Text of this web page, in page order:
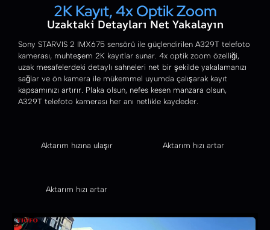
2K Kayıt, 4x Optik Zoom
Uzaktaki Detayları Net Yakalayın
Sony STARVIS 2 IMX675 sensörü ile güçlendirilen A329T telefoto
kamerası, muhteşem 2K kayıtlar sunar. 4x optik zoom özelliği,
uzak mesafelerdeki detaylı sahneleri net bir şekilde yakalamanızı
sağlar ve ön kamera ile mükemmel uyumda çalışarak kayıt
kapsamınızı artırır. Plaka olsun, nefes kesen manzara olsun,
A329T telefoto kamerası her anı netlikle kaydeder.
Aktarım hızına ulaşır Aktarım hızı artar
Aktarım hızı artar